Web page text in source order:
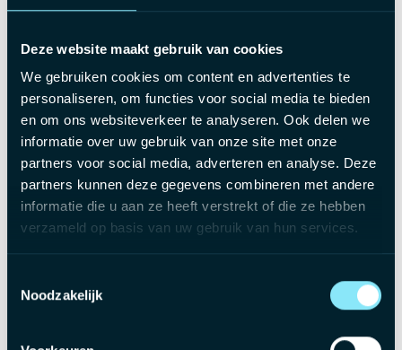
Deze website maakt gebruik van cookies
We gebruiken cookies om content en advertenties te
personaliseren, om functies voor social media te bieden
en om ons websiteverkeer te analyseren. Ook delen we
informatie over uw gebruik van onze site met onze
partners voor social media, adverteren en analyse. Deze
partners kunnen deze gegevens combineren met andere
informatie die u aan ze heeft verstrekt of die ze hebben
verzameld op basis van uw gebruik van hun services.
Noodzakelijk
fiscaliteit.
Je hebt reeds meerdere jaren ervaring binnen een
accountants- of boekhoudkantoor.
Je werkt graag zelfstandig en haalt voldoening uit
klantencontact en adviesverlening.
Je bent ambitieus ingesteld en wil jezelf verder
ontwikkelen binnen accountancy en fiscaliteit.
Een aantrekkelijk bruto salaris tussen €3.000 en €4.500
bruto per maand, afhankelijk van jouw kennis en ervaring.
Een resultaatgebonden bonus als extra waardering voor